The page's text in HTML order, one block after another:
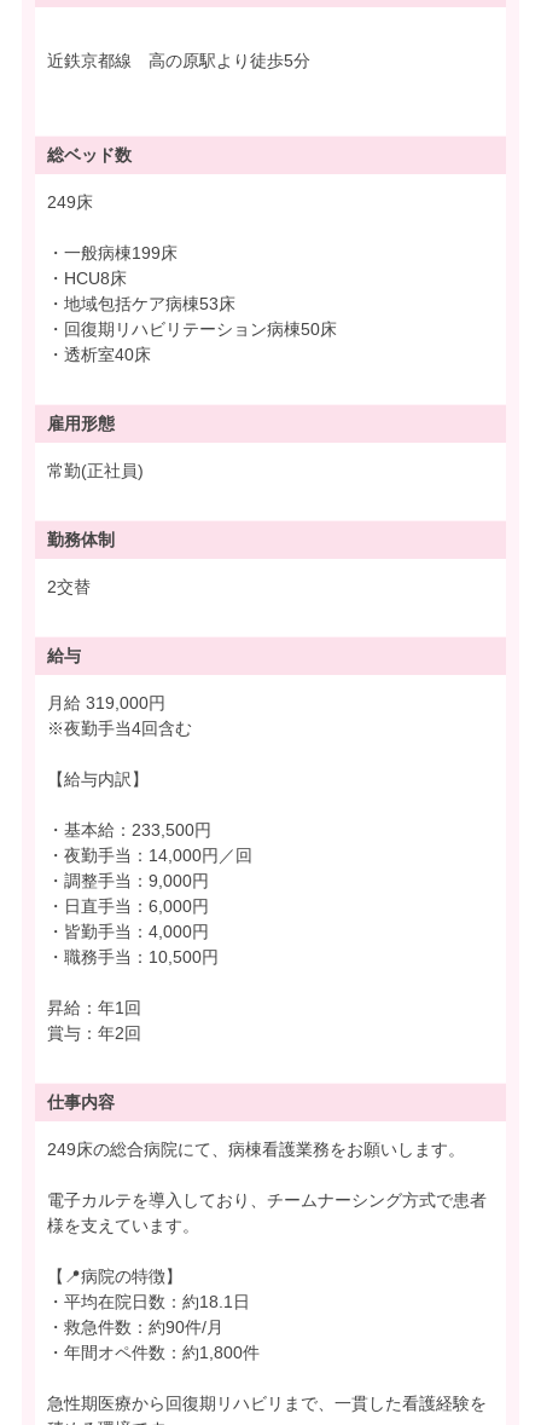
近鉄京都線 高の原駅より徒歩5分
総ベッド数
249床
・一般病棟199床
・HCU8床
・地域包括ケア病棟53床
・回復期リハビリテーション病棟50床
・透析室40床
雇用形態
常勤(正社員)
勤務体制
2交替
給与
月給 319,000円
※夜勤手当4回含む
【給与内訳】
・基本給：233,500円
・夜勤手当：14,000円／回
・調整手当：9,000円
・日直手当：6,000円
・皆勤手当：4,000円
・職務手当：10,500円
昇給：年1回
賞与：年2回
仕事内容
249床の総合病院にて、病棟看護業務をお願いします。
電子カルテを導入しており、チームナーシング方式で患者
様を支えています。
【📍病院の特徴】
・平均在院日数：約18.1日
・救急件数：約90件/月
・年間オペ件数：約1,800件
急性期医療から回復期リハビリまで、一貫した看護経験を